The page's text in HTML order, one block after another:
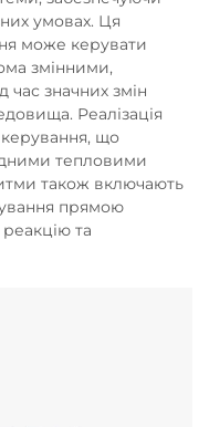
умовах. Ця
може керувати
змінними,
час значних змін
Реалізація
що
тепловими
також включають
прямою
та